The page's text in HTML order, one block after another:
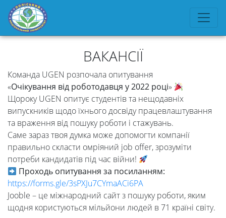
ВАКАНСІЇ
Команда UGEN розпочала опитування
«Очікування від роботодавця у2022 році»
Щороку UGEN опитує студентів та нещодавніх
випускників щодо їхнього досвіду працевлаштування
та враження від пошуку роботи і стажувань.
Саме зараз твоя думка може допомогти компанії
правильно скласти омріяний job offer, зрозуміти
потреби кандидатів під час війни!
Проходь опитування за посиланням:
https://forms.gle/3sPXJu7CYmaACi6PA
Jooble – це міжнародний сайт з пошуку роботи, яким
щодня користуються мільйони людей в 71 країні світу.